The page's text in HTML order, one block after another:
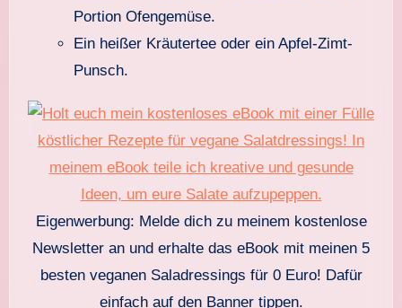
Portion Ofengemüse.
Ein heißer Kräutertee oder ein Apfel-Zimt-
Punsch.
Eigenwerbung: Melde dich zu meinem kostenlose
Newsletter an und erhalte das eBook mit meinen 5
besten veganen Saladressings für 0 Euro! Dafür
einfach auf den Banner tippen.